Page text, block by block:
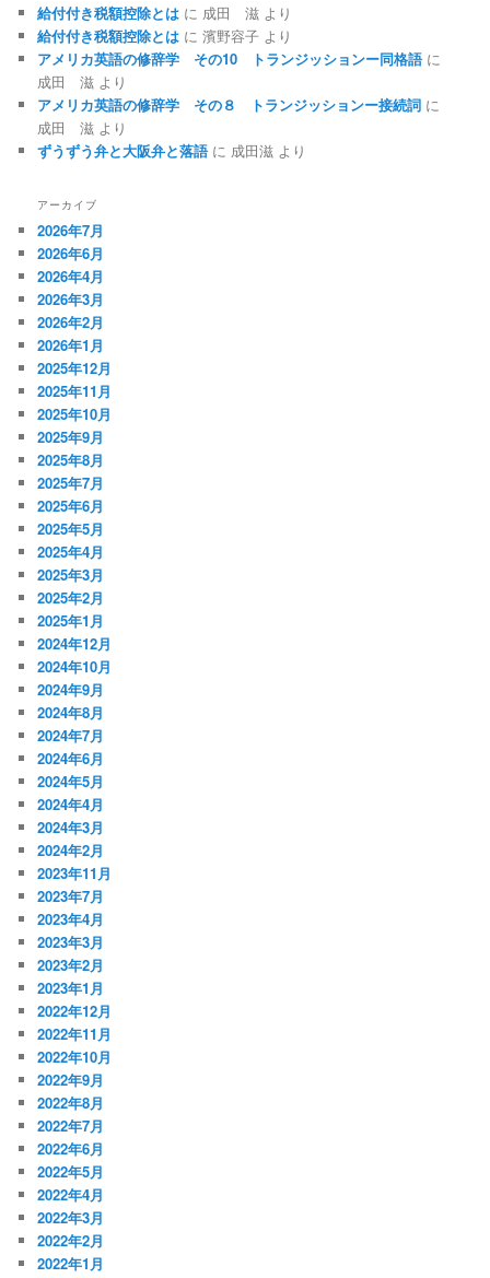
給付付き税額控除とは に 成田 滋 より
給付付き税額控除とは に濱野容子 より
アメリカ英語の修辞学 その10 トランジッションー同格語に
成田 滋 より
アメリカ英語の修辞学 その８ トランジッションー接続詞 に
成田 滋 より
ずうずう弁と大阪弁と落語に 成田滋 より
アーカイブ
2026年7月
2026年6月
2026年4月
2026年3月
2026年2月
2026年1月
2025年12月
2025年11月
2025年10月
2025年9月
2025年8月
2025年7月
2025年6月
2025年5月
2025年4月
2025年3月
2025年2月
2025年1月
2024年12月
2024年10月
2024年9月
2024年8月
2024年7月
2024年6月
2024年5月
2024年4月
2024年3月
2024年2月
2023年11月
2023年7月
2023年4月
2023年3月
2023年2月
2023年1月
2022年12月
2022年11月
2022年10月
2022年9月
2022年8月
2022年7月
2022年6月
2022年5月
2022年4月
2022年3月
2022年2月
2022年1月